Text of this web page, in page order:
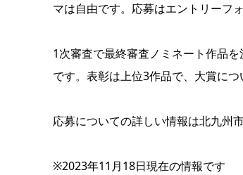
マは自由です。応募はエントリーフ
1次審査で最終審査ノミネート作品
です。表彰は上位3作品で、大賞に
応募についての詳しい情報は北九州
※2023年11月18日現在の情報です